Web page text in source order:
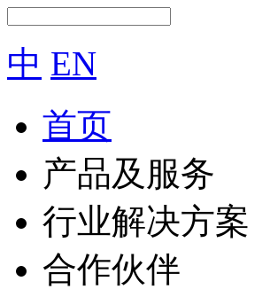
中 EN
首页
产品及服务
行业解决方案
合作伙伴